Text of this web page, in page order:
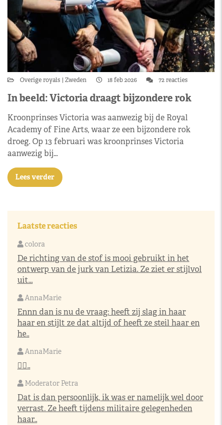
Overige royals Zweden 18 feb 2026 72 reacties
In beeld: Victoria draagt bijzondere rok
Kroonprinses Victoria was aanwezig bij de Royal
Academy of Fine Arts, waar ze een bijzondere rok
droeg. Op 13 februari was kroonprinses Victoria
aanwezig bij…
Lees verder
Laatste reacties
colora
De richting van de stof is mooi gebruikt in het
ontwerp van de jurk van Letizia. Ze ziet er stijlvol
uit...
AnnaMarie
Ennn dan is nu de vraag: heeft zij slag in haar
haar en stijlt ze dat altijd of heeft ze steil haar en
he..
AnnaMarie
👌🏼..
Moderator Petra
Dat is dan persoonlijk, ik was er namelijk wel door
verrast. Ze heeft tijdens militaire gelegenheden
haar..